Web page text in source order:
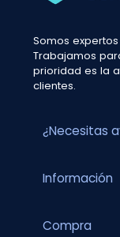
Somos
Trabajamos
prioridad es la
clientes.
¿Necesitas
Información
Compra